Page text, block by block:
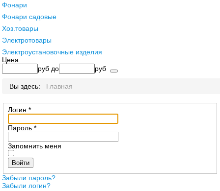
Фонари
Фонари садовые
Хоз.товары
Электротовары
Электроустановочные изделия
Цена
руб до руб
Вы здесь: Главная
Логин *
Пароль *
Запомнить меня
Войти
Забыли пароль?
Забыли логин?